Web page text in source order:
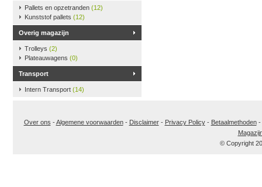
Pallets en opzetranden (12)
Kunststof pallets (12)
Overig magazijn
Trolleys (2)
Plateauwagens (0)
Transport
Intern Transport (14)
Over ons -Algemene voorwaarden- Disclaimer- Privacy Policy- Betaalmethoden-
© Copyright